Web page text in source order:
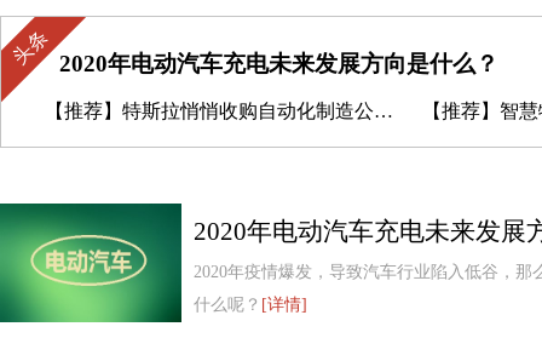
头条 2020年电动汽车充电未来发展方向是什么？
【推荐】 特斯拉悄悄收购自动化制造公司 为设计新工厂提供支持 【推荐】 智慧物流
2020年电动汽车充电未来发展
2020年疫情爆发，导致汽车行业陷入低谷，那
什么呢？ [详情]